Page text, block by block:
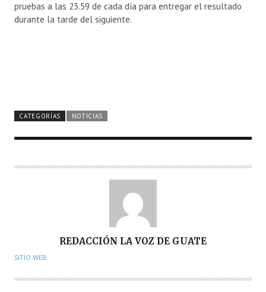
pruebas a las 23.59 de cada día para entregar el resultado
durante la tarde del siguiente.
CATEGORÍAS NOTICIAS
U
O
REDACCIÓN LA VOZ DE GUATE
SITIO WEB